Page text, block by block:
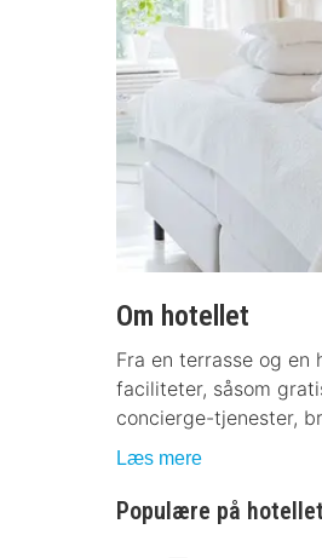
Om hotellet
Fra en terrasse og
faciliteter, såsom
concierge-tjenester,
Læs mere
Populære på hotellet